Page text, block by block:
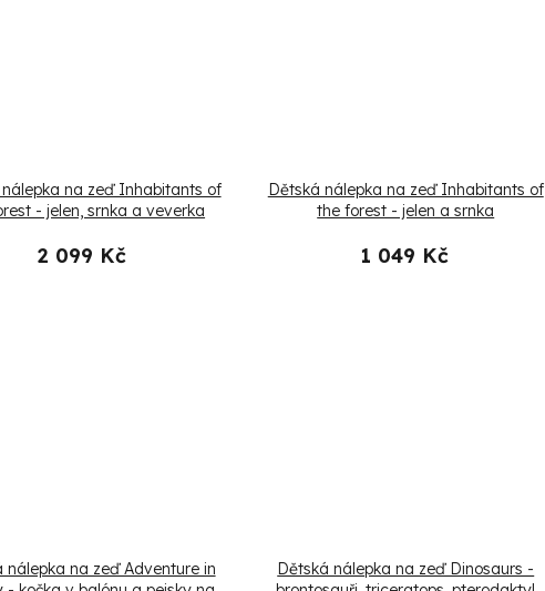
na zeď Inhabitants of
- jelen, srnka a veverka
2 099 Kč
Dětská nálepka na zeď Inhabitants of
the forest - jelen a srnka
1 049 Kč
nálepka na zeď Adventure in
Dětská nálepka na zeď Dinosaurs -